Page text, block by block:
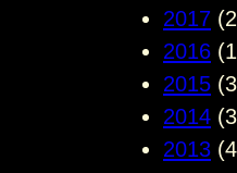
2017
2016
2015
2014
2013